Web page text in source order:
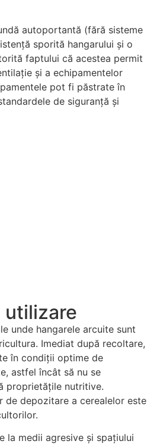
autoportantă (fără sisteme
sporită hangarului și o
faptului că acestea permit
și a echipamentelor
pot fi păstrate în
de siguranță și
utilizare
unde hangarele arcuite sunt
Imediat după recoltare,
în condiții optime de
astfel încât să nu se
proprietățile nutritive.
de depozitare a cerealelor este
la medii agresive și spațiului